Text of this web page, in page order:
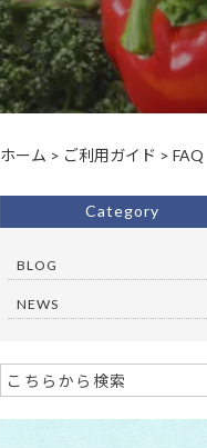
ホーム > ご利用ガイド > FAQ
Category
BLOG
NEWS